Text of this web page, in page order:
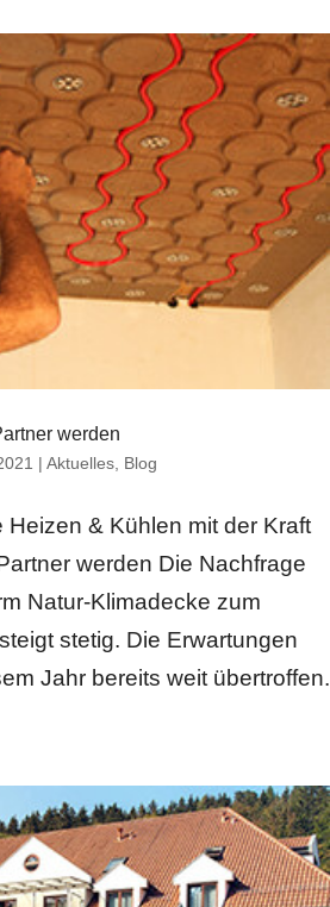
werden
| Aktuelles Blog
Heizen & Kühlen mit der Kraft
werden Die Nachfrage
Natur-Klimadecke zum
stetig. Die Erwartungen
Jahr bereits weit übertroffen.